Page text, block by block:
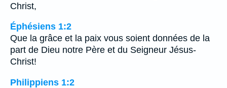
Christ,
Éphésiens 1:2
Que la grâce et la paix vous soient données de la
part de Dieu notre Père et du Seigneur Jésus-
Christ!
Philippiens 1:2